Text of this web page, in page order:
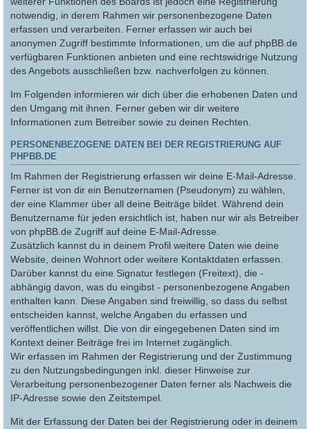
notwendig, in derem Rahmen wir personenbezogene Daten
erfassen und verarbeiten. Ferner erfassen wir auch bei
anonymen Zugriff bestimmte Informationen, um die auf phpBB.de
verfügbaren Funktionen anbieten und eine rechtswidrige Nutzung
des Angebots ausschließen bzw. nachverfolgen zu können.
Im Folgenden informieren wir dich über die erhobenen Daten und
den Umgang mit ihnen. Ferner geben wir dir weitere
Informationen zum Betreiber sowie zu deinen Rechten.
PERSONENBEZOGENE DATEN BEI DER REGISTRIERUNG AUF
PHPBB.DE
Im Rahmen der Registrierung erfassen wir deine E-Mail-Adresse.
Ferner ist von dir ein Benutzernamen (Pseudonym) zu wählen,
der eine Klammer über all deine Beiträge bildet. Während dein
Benutzername für jeden ersichtlich ist, haben nur wir als Betreiber
von phpBB.de Zugriff auf deine E-Mail-Adresse.
Zusätzlich kannst du in deinem Profil weitere Daten wie deine
Website, deinen Wohnort oder weitere Kontaktdaten erfassen.
Darüber kannst du eine Signatur festlegen (Freitext), die -
abhängig davon, was du eingibst - personenbezogene Angaben
enthalten kann. Diese Angaben sind freiwillig, so dass du selbst
entscheiden kannst, welche Angaben du erfassen und
veröffentlichen willst. Die von dir eingegebenen Daten sind im
Kontext deiner Beiträge frei im Internet zugänglich.
Wir erfassen im Rahmen der Registrierung und der Zustimmung
zu den Nutzungsbedingungen inkl. dieser Hinweise zur
Verarbeitung personenbezogener Daten ferner als Nachweis die
IP-Adresse sowie den Zeitstempel.
Mit der Erfassung der Daten bei der Registrierung oder in deinem